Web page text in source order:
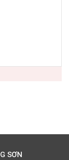
SƠN